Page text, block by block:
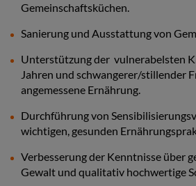
Gemeinschaftsküchen.
Sanierung und Ausstattung von
Unterstützung der vulnerabelsten
Jahren und schwangerer/stillender
angemessene Ernährung.
Durchführung von
wichtigen, gesunden
Verbesserung der Kenntnisse über
Gewalt und qualitativ hochwertige